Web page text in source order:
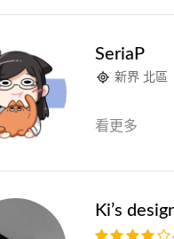
SeriaP
新界 北區
看更多
Ki’s